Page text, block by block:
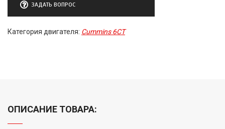
ЗАДАТЬ ВОПРОС
Категория двигателя: Cummins 6CT
ОПИСАНИЕ ТОВАРА: